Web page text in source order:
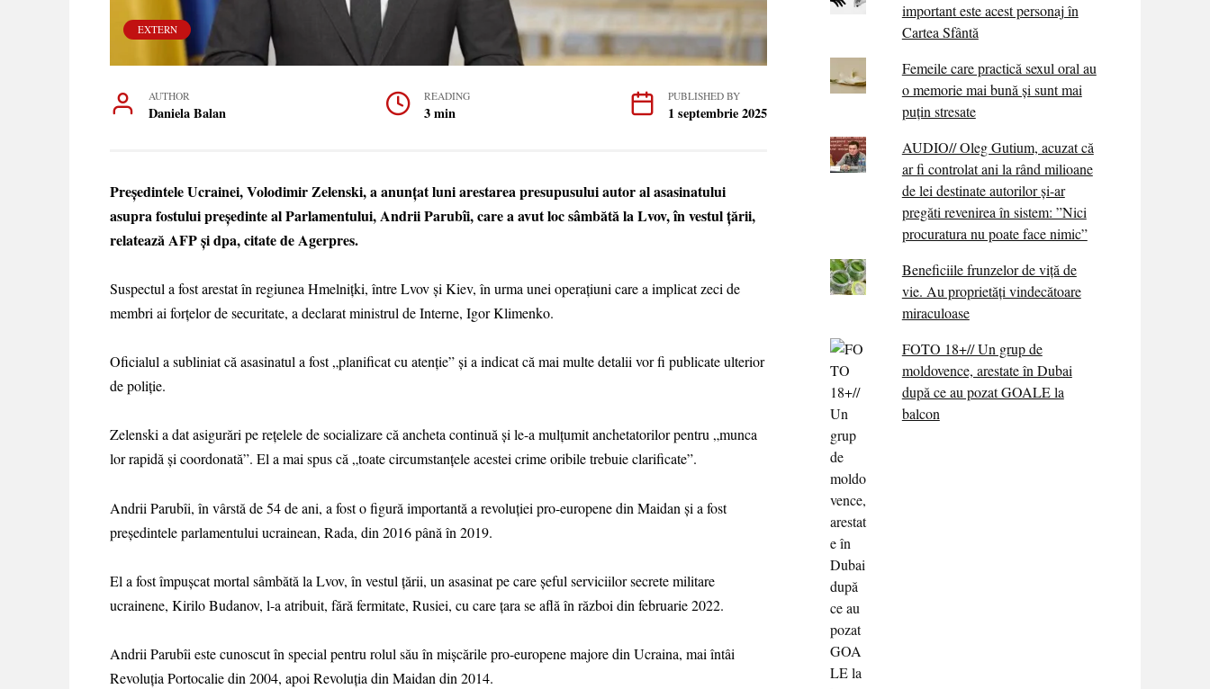
EXTERN
AUTHOR
Daniela Balan
READING
3 min
PUBLISHED BY
1 septembrie 2025
Președintele Ucrainei, Volodimir Zelenski, a anunțat luni arestarea presupusului autor al asasinatului
asupra fostului președinte al Parlamentului, Andrii Parubîi, care a avut loc sâmbătă la Lvov, în vestul țării,
relatează AFP și dpa, citate de Agerpres.
Suspectul a fost arestat în regiunea Hmelnițki, între Lvov și Kiev, în urma unei operațiuni care a implicat zeci de
membri ai forțelor de securitate, a declarat ministrul de Interne, Igor Klimenko.
Oficialul a subliniat că asasinatul a fost „planificat cu atenție” și a indicat că mai multe detalii vor fi publicate ulterior
de poliție.
Zelenski a dat asigurări pe rețelele de socializare că ancheta continuă și le-a mulțumit anchetatorilor pentru „munca
lor rapidă și coordonată”. El a mai spus că „toate circumstanțele acestei crime oribile trebuie clarificate”.
Andrii Parubîi, în vârstă de 54 de ani, a fost o figură importantă a revoluției pro-europene din Maidan și a fost
președintele parlamentului ucrainean, Rada, din 2016 până în 2019.
El a fost împușcat mortal sâmbătă la Lvov, în vestul țării, un asasinat pe care șeful serviciilor secrete militare
ucrainene, Kirilo Budanov, l-a atribuit, fără fermitate, Rusiei, cu care țara se află în război din februarie 2022.
Andrii Parubîi este cunoscut în special pentru rolul său în mișcările pro-europene majore din Ucraina, mai întâi
Revoluția Portocalie din 2004, apoi Revoluția din Maidan din 2014.
important este acest personaj în
Cartea Sfântă
Femeile care practică sexul oral au
o memorie mai bună și sunt mai
puțin stresate
AUDIO// Oleg Gutium, acuzat că
ar fi controlat ani la rând milioane
de lei destinate autorilor și-ar
pregăti revenirea în sistem: ”Nici
procuratura nu poate face nimic”
Beneficiile frunzelor de viță de
vie. Au proprietăţi vindecătoare
miraculoase
FOTO 18+// Un grup de
moldovence, arestate în Dubai
după ce au pozat GOALE la
balcon